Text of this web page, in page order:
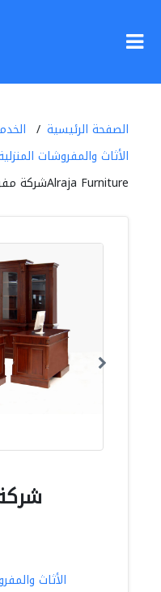
الصفحة الرئيسية
الأثاث والمفروشات
Alraja Furnitureشركة مفروشات الرجاء
الأثاث